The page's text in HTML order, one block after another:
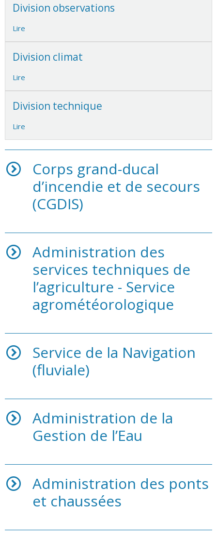
Division observations
Lire
Division climat
Lire
Division technique
Lire
Corps grand-ducal
d’incendie et de secours
(CGDIS)
Administration des
services techniques de
l’agriculture - Service
agrométéorologique
Service de la Navigation
(fluviale)
Administration de la
Gestion de l’Eau
Administration des ponts
et chaussées